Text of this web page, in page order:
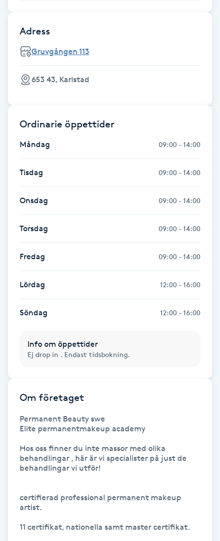
Gellack med förstärkning
Gua Sha-massage
Hot yoga
Hyaluronsyra
Hyperhidros
Hypnos
Adress
Gruvgången 113
653 43, Karlstad
Ordinarie öppettider
Måndag 09:00 - 14:00
Tisdag 09:00 - 14:00
Onsdag 09:00 - 14:00
Torsdag 09:00 - 14:00
Fredag 09:00 - 14:00
Lördag 12:00 - 16:00
Söndag 12:00 - 16:00
Info om öppettider
Ej drop in . Endast tidsbokning.
Om företaget
Permanent Beauty swe
Elite permanentmakeup academy
Hos oss finner du inte massor med olika
behandlingar , här är vi specialister på just de
behandlingar vi utför!
certifierad professional permanent makeup
artist.
11 certifikat, nationella samt master certifikat.